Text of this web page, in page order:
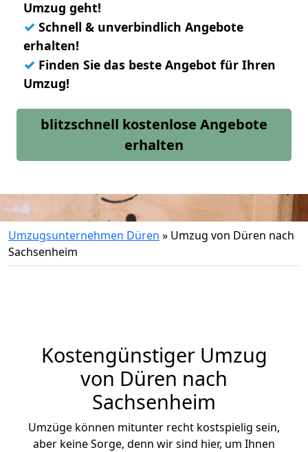
Umzug geht!
✓ Schnell & unverbindlich Angebote
erhalten!
✓ Finden Sie das beste Angebot für Ihren
Umzug!
blitzschnell kostenlose Angebote
erhalten
Umzugsunternehmen Düren » Umzug von Düren nach
Sachsenheim
Kostengünstiger Umzug
von Düren nach
Sachsenheim
Umzüge können mitunter recht kostspielig sein,
aber keine Sorge, denn wir sind hier, um Ihnen